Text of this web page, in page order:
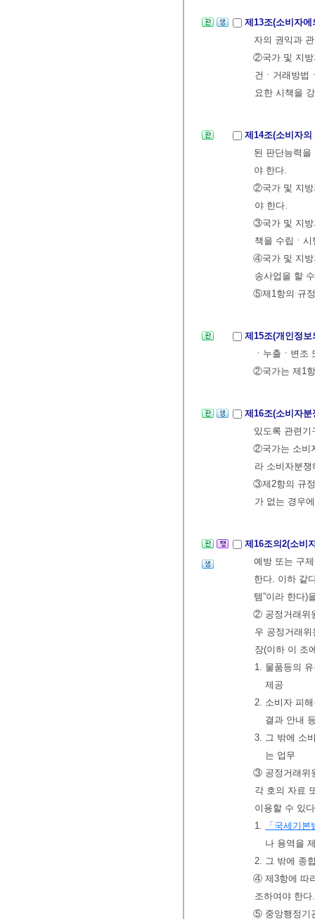
제13조(소비자
자의 권익과
②국가 및 지방
건ㆍ거래방법
요한 시책을
제14조(소비자
된 판단능력
야 한다.
②국가 및 지방
야 한다.
③국가 및 지방
책을 수립ㆍ
④국가 및 지방
송사업을 할
⑤제1항의 규
제15조(개인정
ㆍ누출ㆍ변
②국가는 제1
제16조(소비자
있도록 관련
②국가는 소비
라 소비자분
③제2항의 규
가 없는 경우
제16조의2(소비
예방 또는 구
한다. 이하 같
템”이라 한다)
② 공정거래위
우 공정거래
장(이하 이 조
1. 물품등의
제공
2. 소비자 피
결과 안내
3. 그 밖에 소
는 업무
③ 공정거래위
각 호의 자료
이용할 수 있
1.
「국세기본
나 용역을
2. 그 밖에 종
④ 제3항에 따
조하여야 한다.
⑤ 중앙행정기